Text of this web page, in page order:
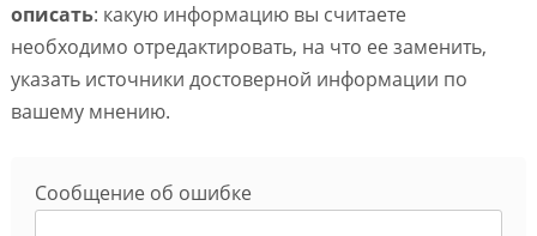
описать: какую информацию вы считаете
необходимо отредактировать, на что ее заменить,
указать источники достоверной информации по
вашему мнению.
Сообщение об ошибке